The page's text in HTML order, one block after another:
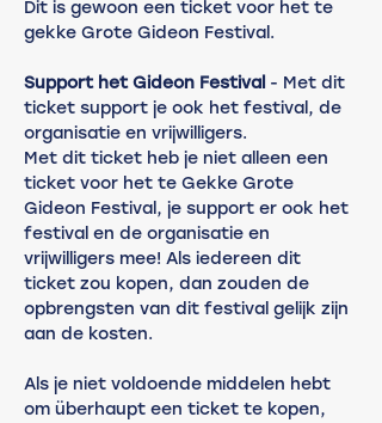
Dit is gewoon een ticket voor het te
gekke Grote Gideon Festival.
Support het Gideon Festival - Met dit
ticket support je ook het festival, de
organisatie en vrijwilligers.
Met dit ticket heb je niet alleen een
ticket voor het te Gekke Grote
Gideon Festival, je support er ook het
festival en de organisatie en
vrijwilligers mee! Als iedereen dit
ticket zou kopen, dan zouden de
opbrengsten van dit festival gelijk zijn
aan de kosten.
Als je niet voldoende middelen hebt
om überhaupt een ticket te kopen,